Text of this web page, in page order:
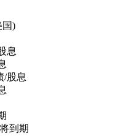
国)
息
/股息
到期